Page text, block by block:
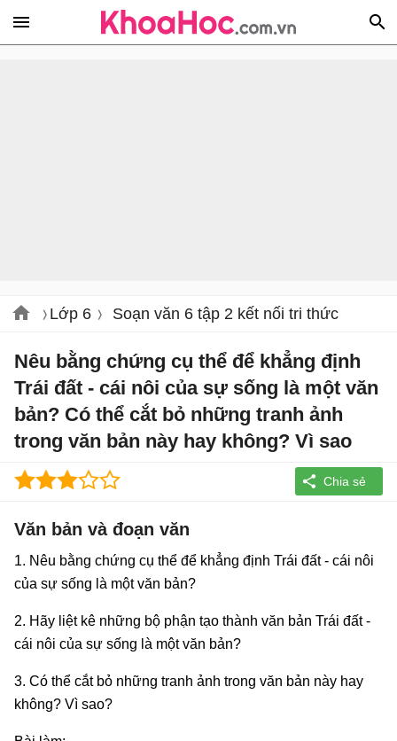
Lớp 6 Soạn văn 6 tập 2 kết nối tri thức
Nêu bằng chứng cụ thể để khẳng định
Trái đất - cái nôi của sự sống là một văn
bản? Có thể cắt bỏ những tranh ảnh
trong văn bản này hay không? Vì sao
Văn bản và đoạn văn
1. Nêu bằng chứng cụ thể để khẳng định Trái đất - cái nôi
của sự sống là một văn bản?
2. Hãy liệt kê những bộ phận tạo thành văn bản Trái đất -
cái nôi của sự sống là một văn bản?
3. Có thể cắt bỏ những tranh ảnh trong văn bản này hay
không? Vì sao?